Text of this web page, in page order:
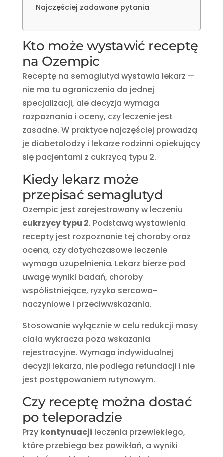
Najczęściej zadawane pytania
Kto może wystawić receptę
na Ozempic
Receptę na semaglutyd wystawia lekarz —
nie ma tu ograniczenia do jednej
specjalizacji, ale decyzja wymaga
rozpoznania i oceny, czy leczenie jest
zasadne. W praktyce najczęściej prowadzą
je diabetolodzy i lekarze rodzinni opiekujący
się pacjentami z cukrzycą typu 2.
Kiedy lekarz może
przepisać semaglutyd
Ozempic jest zarejestrowany w leczeniu
cukrzycy typu 2. Podstawą wystawienia
recepty jest rozpoznanie tej choroby oraz
ocena, czy dotychczasowe leczenie
wymaga uzupełnienia. Lekarz bierze pod
uwagę wyniki badań, choroby
współistniejące, ryzyko sercowo-
naczyniowe i przeciwwskazania.
Stosowanie wyłącznie w celu redukcji masy
ciała wykracza poza wskazania
rejestracyjne. Wymaga indywidualnej
decyzji lekarza, nie podlega refundacji i nie
jest postępowaniem rutynowym.
Czy receptę można dostać
po teleporadzie
Przy kontynuacji leczenia przewlekłego,
które przebiega bez powikłań, a wyniki